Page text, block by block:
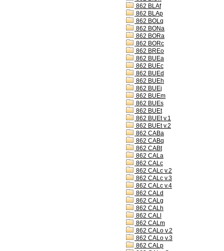
862 BLAf
862 BLAp
862 BOLq
862 BONa
862 BORa
862 BORc
862 BREo
862 BUEa
862 BUEc
862 BUEd
862 BUEh
862 BUEj
862 BUEm
862 BUEs
862 BUEt
862 BUEt v.1
862 BUEt v.2
862 CABa
862 CABq
862 CABt
862 CALa
862 CALc
862 CALc v.2
862 CALc v.3
862 CALc v.4
862 CALd
862 CALg
862 CALh
862 CALl
862 CALm
862 CALo v.2
862 CALo v.3
862 CALp